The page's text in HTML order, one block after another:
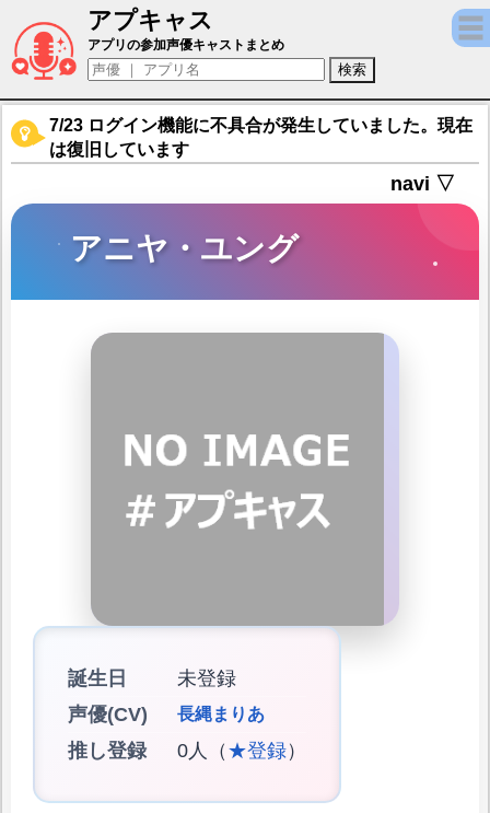
アプキャス
アニヤ・ユング（声優：長縄まりあ)【ガー
アプリの参加声優キャストまとめ
7/23 ログイン機能に不具合が発生していました。現在
は復旧しています
navi ▽
アニヤ・ユング
誕生日
未登録
声優(CV)
長縄まりあ
推し登録 0人（ ★登録）